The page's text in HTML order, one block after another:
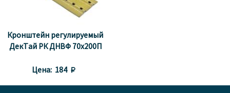
Кронштейн регулируемый
ДекТай РК ДНВФ 70x200П
Цена: 184 